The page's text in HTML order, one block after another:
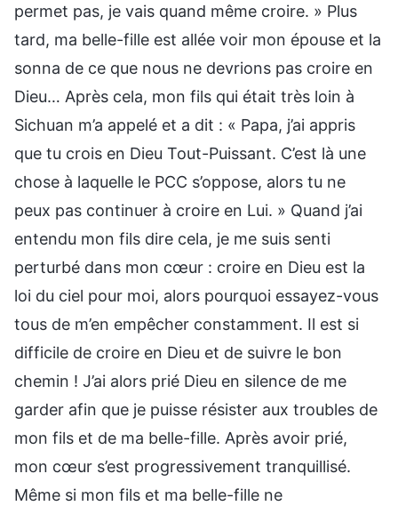
permet pas, je vais quand même croire. » Plus
tard, ma belle-fille est allée voir mon épouse et la
sonna de ce que nous ne devrions pas croire en
Dieu… Après cela, mon fils qui était très loin à
Sichuan m’a appelé et a dit : « Papa, j’ai appris
que tu crois en Dieu Tout-Puissant. C’est là une
chose à laquelle le PCC s’oppose, alors tu ne
peux pas continuer à croire en Lui. » Quand j’ai
entendu mon fils dire cela, je me suis senti
perturbé dans mon cœur : croire en Dieu est la
loi du ciel pour moi, alors pourquoi essayez-vous
tous de m’en empêcher constamment. Il est si
difficile de croire en Dieu et de suivre le bon
chemin ! J’ai alors prié Dieu en silence de me
garder afin que je puisse résister aux troubles de
mon fils et de ma belle-fille. Après avoir prié,
mon cœur s’est progressivement tranquillisé.
Même si mon fils et ma belle-fille ne